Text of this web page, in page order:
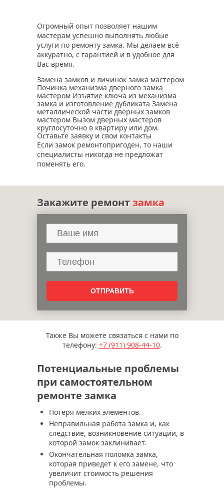
Огромный опыт позволяет нашим
мастерам успешно выполнять любые
услуги по ремонту замка. Мы делаем всё
аккуратно, с гарантией и в удобное для
Вас время.
Замена замков и личинок замка мастером
Починка механизма дверного замка
мастером Изъятие ключа из механизма
замка и изготовление дубликата Замена
металлической части дверных замков
мастером Вызом дверных мастеров
круглосуточно в квартиру или дом.
Оставьте заявку и свои контакты
Если замок ремонтопригоден, то наши
специалисты никогда не предложат
поменять его.
Закажите ремонтзамка
Также Вы можете связаться с нами по
телефону: +7 (911)908-44-10.
Потенциальные проблемы
при самостоятельном
ремонте замка
Потеря мелких элементов.
Неправильная работа замка и, как
следствие, возникновение ситуации, в
которой замок заклинивает.
Окончательная поломка замка,
которая приведет к его замене, что
увеличит стоимость решения
проблемы.